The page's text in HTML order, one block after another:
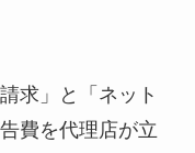
求」と「ネット
費を代理店が立